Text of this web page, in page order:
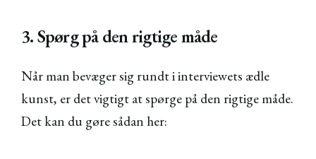
3. Spørg på den rigtige måde
Når man bevæger sig rundt i interviewets ædle
kunst, er det vigtigt at spørge på den rigtige måde.
Det kan du gøre sådan her: